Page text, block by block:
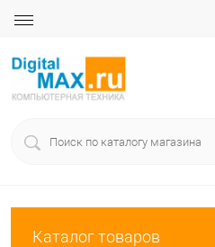
Каталог товаров